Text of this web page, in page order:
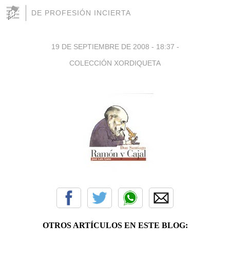
DE PROFESIÓN INCIERTA
19 DE SEPTIEMBRE DE 2008 - 18:37 -
COLECCIÓN XORDIQUETA
OTROS ARTÍCULOS EN ESTE BLOG: